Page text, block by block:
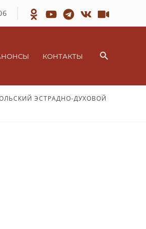
КОНТАКТЫ Поиск
ЭСТРАДНО-ДУХОВОЙ